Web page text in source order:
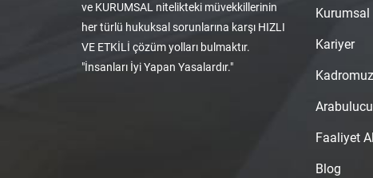
ve KURUMSAL nitelikteki müvekkillerinin
her türlü hukuksal sorunlarına karşı HIZLI
VE ETKİLİ çözüm yolları bulmaktır.
"İnsanları İyi Yapan Yasalardır."
Kurumsal
Kariyer
Kadromuz
Faaliyet
Blog